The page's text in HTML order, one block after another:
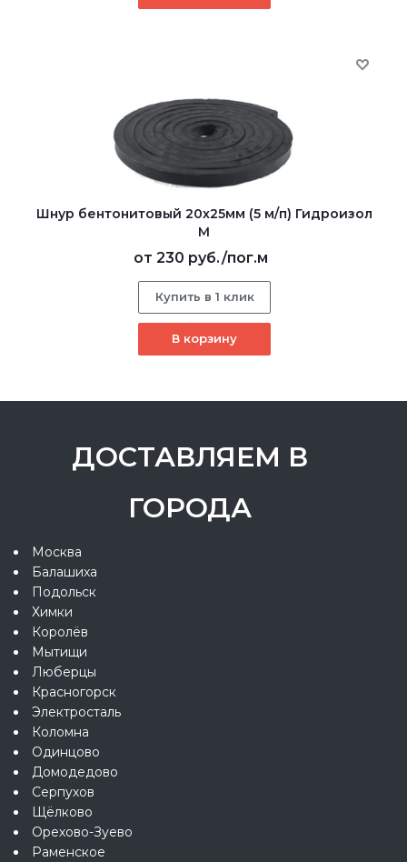
Шнур бентонитовый 20х25мм (5 м/п) Гидроизол
М
от 230 руб./пог.м
Купить в 1 клик
В корзину
ДОСТАВЛЯЕМ В
ГОРОДА
Москва
Балашиха
Подольск
Химки
Королёв
Мытищи
Люберцы
Красногорск
Электросталь
Коломна
Одинцово
Домодедово
Серпухов
Щёлково
Орехово-Зуево
Раменское